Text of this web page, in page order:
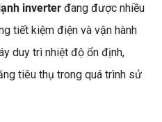
inverterđang được nhiều
tiết kiệm điện và vận hành
duy trì nhiệt độ ổn định,
tiêu thụ trong quá trình sử